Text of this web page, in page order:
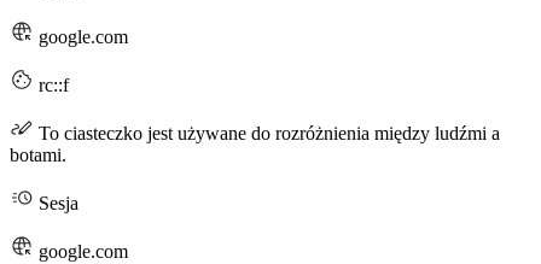
google.com
rc::f
To ciasteczko jest używane do rozróżnienia między ludźmi a
botami.
Sesja
google.com